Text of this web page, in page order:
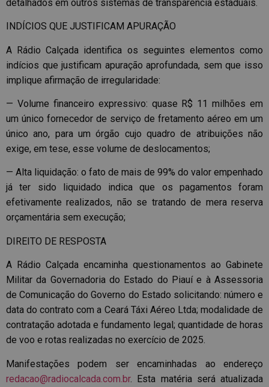
detalhados em outros sistemas de transparência estaduais.
INDÍCIOS QUE JUSTIFICAM APURAÇÃO
A Rádio Calçada identifica os seguintes elementos como
indícios que justificam apuração aprofundada, sem que isso
implique afirmação de irregularidade:
— Volume financeiro expressivo: quase R$ 11 milhões em
um único fornecedor de serviço de fretamento aéreo em um
único ano, para um órgão cujo quadro de atribuições não
exige, em tese, esse volume de deslocamentos;
— Alta liquidação: o fato de mais de 99% do valor empenhado
já ter sido liquidado indica que os pagamentos foram
efetivamente realizados, não se tratando de mera reserva
orçamentária sem execução;
DIREITO DE RESPOSTA
A Rádio Calçada encaminha questionamentos ao Gabinete
Militar da Governadoria do Estado do Piauí e à Assessoria
de Comunicação do Governo do Estado solicitando: número e
data do contrato com a Ceará Táxi Aéreo Ltda; modalidade de
contratação adotada e fundamento legal; quantidade de horas
de voo e rotas realizadas no exercício de 2025.
Manifestações podem ser encaminhadas ao endereço
redacao@radiocalcada.com.br. Esta matéria será atualizada